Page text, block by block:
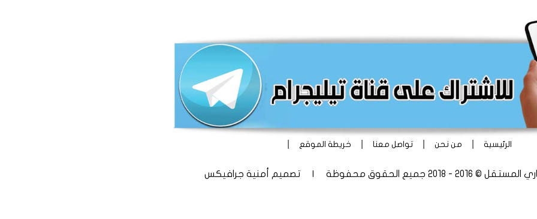
الرئيسية من نحن تواصل معنا خريطة الموقع
2018 جميع الحقوق محفوظة | تصميم أمنية جرافيكس